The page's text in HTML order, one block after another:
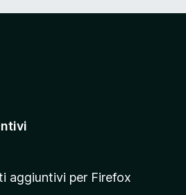
aggiuntivi per Firefox